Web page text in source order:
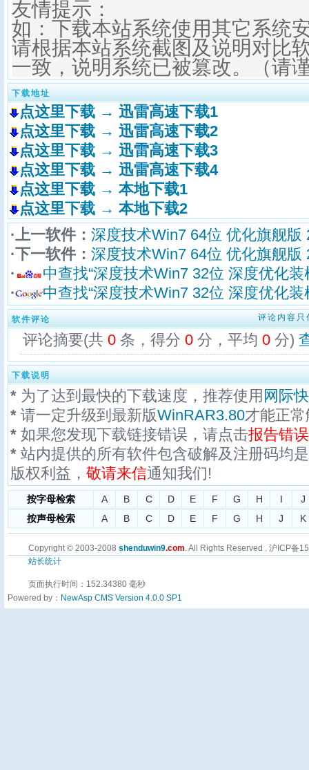
友情提示：
如：下载本站系统使用其它系统
请根据本站系统截图及说明对比
一致，说明系统已被篡改。（请
下载地址
点这里下载 → 迅雷高速下载1
点这里下载 → 迅雷高速下载2
点这里下载 → 迅雷高速下载3
点这里下载 → 迅雷高速下载4
点这里下载 → 本地下载1
点这里下载 → 本地下载2
·上一软件： 深度技术Win7 64位 优化旗舰版
·下一软件： 深度技术Win7 64位 优化旗舰版
·
中查找“深度技术Win7 32位 深度优化
·
中查找“深度技术Win7 32位 深度优化
软件评论 评论内容只
评论摘要(共 0 条，得分 0 分，平均 0 分)
下载说明
* 为了达到最快的下载速度，推荐使用 网际
* 请一定升级到最新版WinRAR3.80才能正
* 如果您发现下载链接错误，请点击报告错误
* 站内提供的所有软件包含破解及注册码均
版权利益， 敬请来信通知我们!
按字母检索 A B C D E F G H I
J
按声母检索
A B C D E F G H J K
Copyright © 2003-2008 shenduwin9.com. All Rights Reserved . 沪ICP备
站长统计
页面执行时间：152.34380 毫秒
Powered by： NewAsp CMS Version 4.0.0 SP1